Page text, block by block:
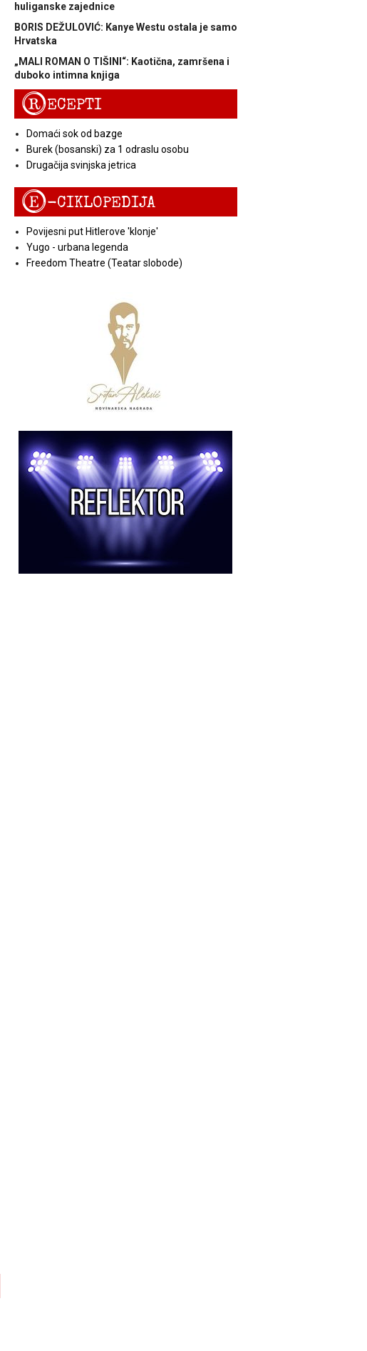
huliganske zajednice
BORIS DEŽULOVIĆ: Kanye Westu ostala je samo
Hrvatska
„MALI ROMAN O TIŠINI“: Kaotična, zamršena i
duboko intimna knjiga
RECEPTI
Domaći sok od bazge
Burek (bosanski) za 1 odraslu osobu
Drugačija svinjska jetrica
E-CIKLOPEDIJA
Povijesni put Hitlerove 'klonje'
Yugo - urbana legenda
Freedom Theatre (Teatar slobode)